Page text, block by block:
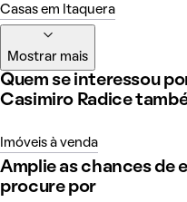
Casas em Itaquera
Mostrar mais
Quem se interessou
Casimiro Radice
Imóveis à venda
Amplie as chances de
procure por